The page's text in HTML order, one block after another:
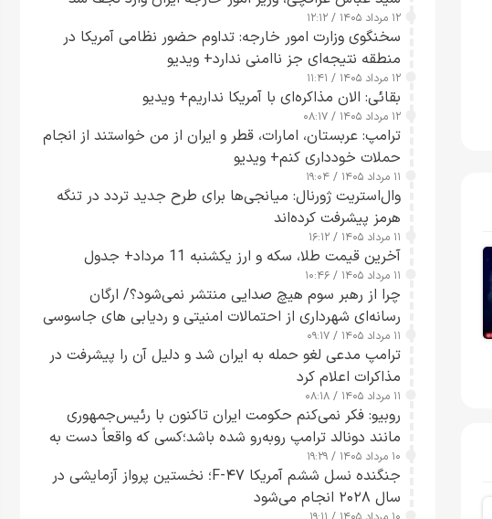
۱۲ مرداد ۱۴۰۵ / ۱۲:۱۲
سخنگوی وزارت امور خارجه: تداوم حضور نظامی آمریکا در
منطقه نتیجه‌ای جز ناامنی ندارد+ ویدیو
۱۲ مرداد ۱۴۰۵ / ۱۱:۴۱
بقائی: الان مذاکره‌ای با آمریکا نداریم+ ویدیو
۱۲ مرداد ۱۴۰۵ / ۰۸:۱۷
ترامپ: عربستان، امارات، قطر و ایران از من خواستند از انجام
حملات خودداری کنم+ ویدیو
۱۱ مرداد ۱۴۰۵ / ۱۹:۰۴
وال‌استریت ژورنال: میانجی‌ها برای طرح جدید تردد در تنگه
هرمز پیشرفت کرده‌اند
۱۱ مرداد ۱۴۰۵ / ۱۶:۱۲
آخرین قیمت طلا، سکه و ارز یکشنبه 11 مرداد+ جدول
۱۱ مرداد ۱۴۰۵ / ۱۰:۴۶
چرا از رهبر سوم هیچ صدایی منتشر نمی‌شود؟/ ارگان
رسانه‌ای شهرداری از احتمالات امنیتی و ردیابی های جاسوسی
گفت
۱۱ مرداد ۱۴۰۵ / ۰۹:۱۷
ترامپ مدعی لغو حمله به ایران شد و دلیل آن را پیشرفت در
مذاکرات اعلام کرد
۱۱ مرداد ۱۴۰۵ / ۰۸:۱۸
روبیو: فکر نمی‌کنم حکومت ایران تاکنون با رئیس‌جمهوری
مانند دونالد ترامپ روبه‌رو شده باشد؛کسی که واقعاً دست به
اقدام می‌زند
۱۰ مرداد ۱۴۰۵ / ۱۹:۲۹
جنگنده نسل ششم آمریکا F-۴۷؛ نخستین پرواز آزمایشی در
سال ۲۰۲۸ انجام می‌شود